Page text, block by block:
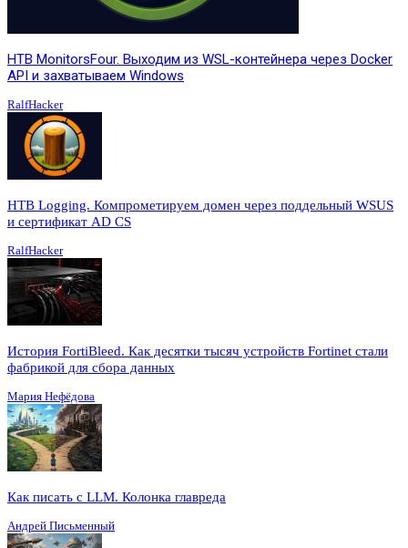
HTB MonitorsFour. Выходим из WSL-контейнера через Docker
API и захватываем Windows
RalfHacker
HTB Logging. Компрометируем домен через поддельный WSUS
и сертификат AD CS
RalfHacker
История FortiBleed. Как десятки тысяч устройств Fortinet стали
фабрикой для сбора данных
Мария Нефёдова
Как писать с LLM. Колонка главреда
Андрей Письменный